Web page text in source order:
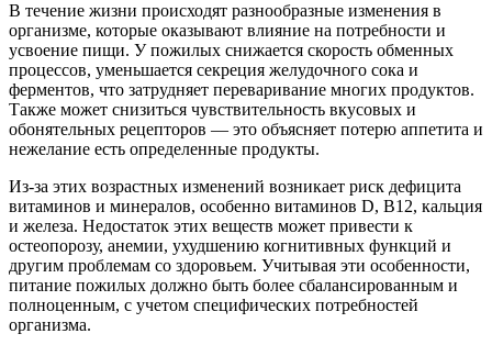
В течение жизни происходят разнообразные изменения в
организме, которые оказывают влияние на потребности и
усвоение пищи. У пожилых снижается скорость обменных
процессов, уменьшается секреция желудочного сока и
ферментов, что затрудняет переваривание многих продуктов.
Также может снизиться чувствительность вкусовых и
обонятельных рецепторов — это объясняет потерю аппетита и
нежелание есть определенные продукты.
Из-за этих возрастных изменений возникает риск дефицита
витаминов и минералов, особенно витаминов D, B12, кальция
и железа. Недостаток этих веществ может привести к
остеопорозу, анемии, ухудшению когнитивных функций и
другим проблемам со здоровьем. Учитывая эти особенности,
питание пожилых должно быть более сбалансированным и
полноценным, с учетом специфических потребностей
организма.